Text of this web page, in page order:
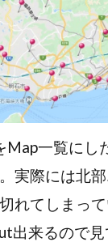
一覧にし
実際には北
れてしまっ
来るので見